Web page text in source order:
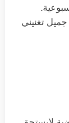
تغنيني